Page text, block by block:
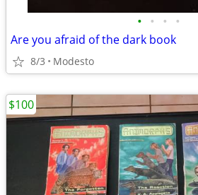
• • • •
Are you afraid of the dark book
8/3 Modesto
$100